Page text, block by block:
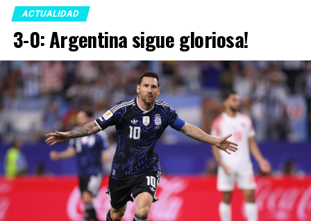
ACTUALIDAD
3-0: Argentina sigue gloriosa!